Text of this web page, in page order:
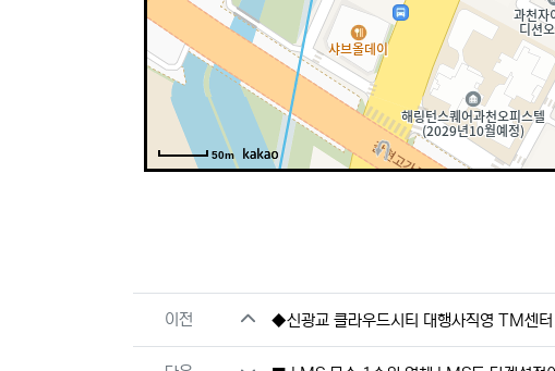
50m
관련자료
이전 ◆신광교 클라우드시티 대행사직영 TM센